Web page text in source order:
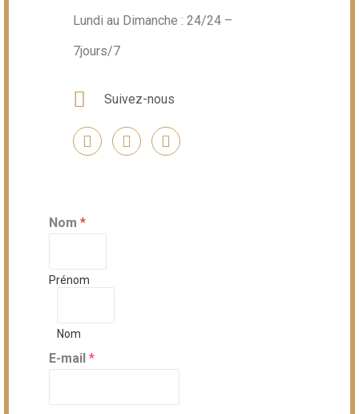
Lundi au Dimanche : 24/24 –
7jours/7
Suivez-nous
Nom *
Prénom
Nom
E-mail *